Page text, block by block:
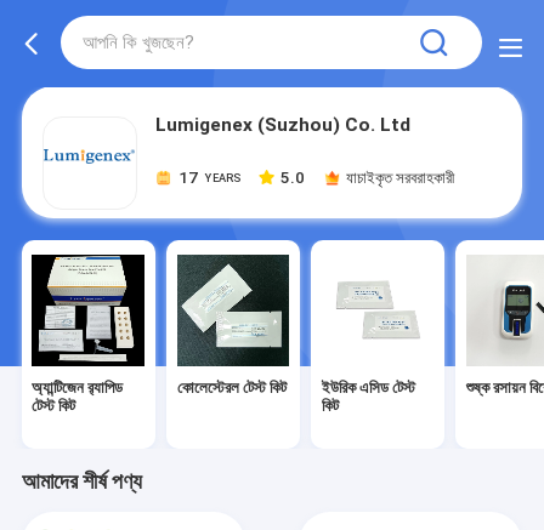
Lumigenex (Suzhou) Co. Ltd
17 YEARS 5.0 যাচাইকৃত সরবরাহকারী
অ্যান্টিজেন র‌্যাপিড
টেস্ট কিট
কোলেস্টেরল টেস্ট কিট
ইউরিক এসিড টেস্ট
কিট
শুষ্ক রসায়ন
আমাদের শীর্ষ পণ্য